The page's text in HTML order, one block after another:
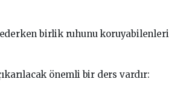
ederken birlik ruhunu koruyabilenleri
önemli bir ders vardır: